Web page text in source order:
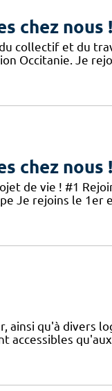
chez nous !
collectif et du
Occitanie. Je
chez nous !
de vie ! #1
Je rejoins le 1er
ainsi qu'à divers
accessibles